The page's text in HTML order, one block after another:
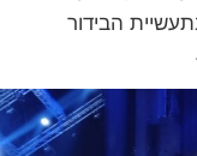
הבידור